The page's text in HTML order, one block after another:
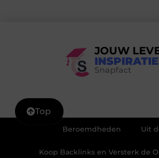
Top
JOUW
Snapfact
Beroemdheden Uit
Koop Backlinks en Versterk de